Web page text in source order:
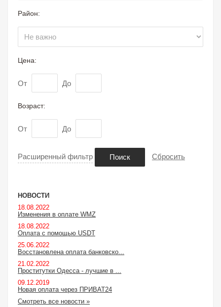
Район:
Цена:
От До
Возраст:
От До
Расширенный фильтр Поиск Сбросить
НОВОСТИ
18.08.2022
Изменения в оплате WMZ
18.08.2022
Оплата с помощью USDT
25.06.2022
Восстановлена оплата банковско...
21.02.2022
Проститутки Одесса - лучшие в ...
09.12.2019
Новая оплата через ПРИВАТ24
Смотреть все новости »